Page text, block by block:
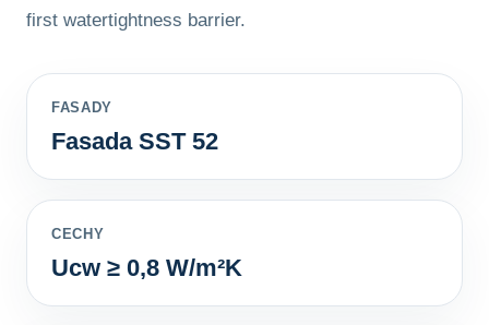
first watertightness barrier.
FASADY
Fasada SST 52
CECHY
Ucw ≥ 0,8 W/m²K